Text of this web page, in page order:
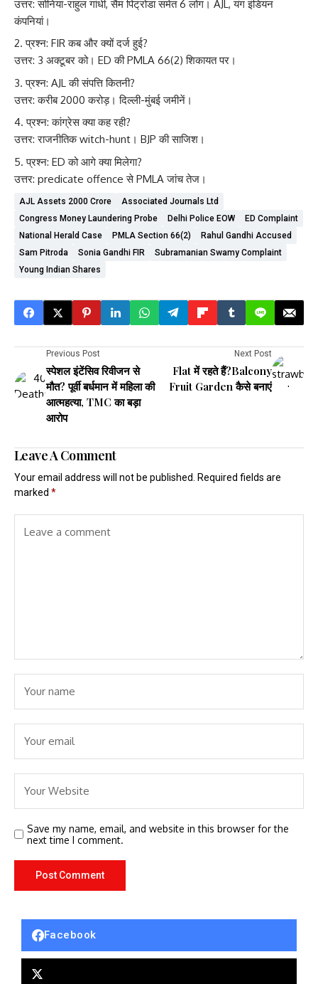
उत्तर: सोनिया-राहुल गांधी, सैम पिट्रोडा समेत 6 लोग। AJL, यंग इंडियन
कंपनियां।
प्रश्न: FIR कब और क्यों दर्ज हुई?
उत्तर: 3 अक्टूबर को। ED की PMLA 66(2) शिकायत पर।
प्रश्न: AJL की संपत्ति कितनी?
उत्तर: करीब 2000 करोड़। दिल्ली-मुंबई जमीनें।
प्रश्न: कांग्रेस क्या कह रही?
उत्तर: राजनीतिक witch-hunt। BJP की साजिश।
प्रश्न: ED को आगे क्या मिलेगा?
उत्तर: predicate offence से PMLA जांच तेज।
AJL Assets 2000 Crore
Associated Journals Ltd
Congress Money Laundering Probe
Delhi Police EOW
ED Complaint
National Herald Case
PMLA Section 66(2)
Rahul Gandhi Accused
Sam Pitroda
Sonia Gandhi FIR
Subramanian Swamy Complaint
Young Indian Shares
Previous Post
स्पेशल इंटेंसिव रिवीजन से
मौत? पूर्वी बर्धमान में महिला की
आत्महत्या, TMC का बड़ा
आरोप
Next Post
Flat में रहते हैं?Balcony
Fruit Garden कैसे बनाएं
Leave A Comment
Your email address will not be published.
Required fields are
marked *
Save my name, email, and website in this browser for the
next time I comment.
Facebook